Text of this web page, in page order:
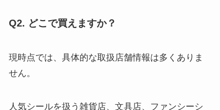
Q2. どこで買えますか？
現時点では、具体的な取扱店舗情報は多くありま
せん。
人気シールを扱う雑貨店、文具店、ファンシーシ